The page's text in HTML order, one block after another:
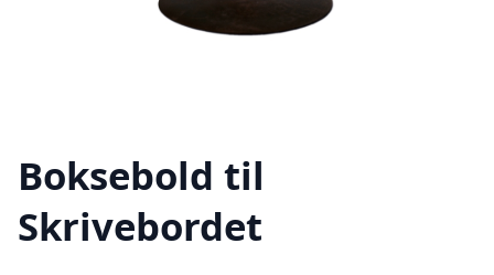
Boksebold til
Skrivebordet